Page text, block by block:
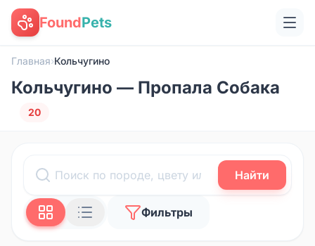
FoundPets
Главная›Кольчугино
Кольчугино — Пропала Собака
20
Найти
Фильтры